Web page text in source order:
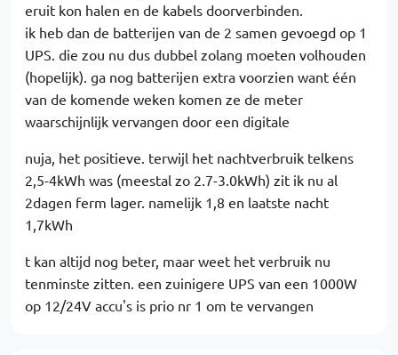
eruit kon halen en de kabels doorverbinden.
ik heb dan de batterijen van de 2 samen gevoegd op 1
UPS. die zou nu dus dubbel zolang moeten volhouden
(hopelijk). ga nog batterijen extra voorzien want één
van de komende weken komen ze de meter
waarschijnlijk vervangen door een digitale
nuja, het positieve. terwijl het nachtverbruik telkens
2,5-4kWh was (meestal zo 2.7-3.0kWh) zit ik nu al
2dagen ferm lager. namelijk 1,8 en laatste nacht
1,7kWh
t kan altijd nog beter, maar weet het verbruik nu
tenminste zitten. een zuinigere UPS van een 1000W
op 12/24V accu's is prio nr 1 om te vervangen